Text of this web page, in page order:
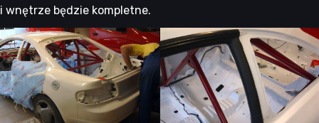
i wnętrze będzie kompletne.